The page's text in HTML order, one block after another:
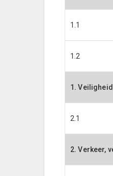
1.1
1.2
1. Veiligheid
2.1
2. Verkeer,